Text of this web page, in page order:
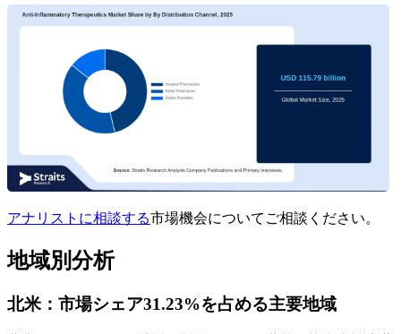
アナリストに相談する市場機会についてご相談ください。
地域別分析
北米：市場シェア31.23%を占める主要地域